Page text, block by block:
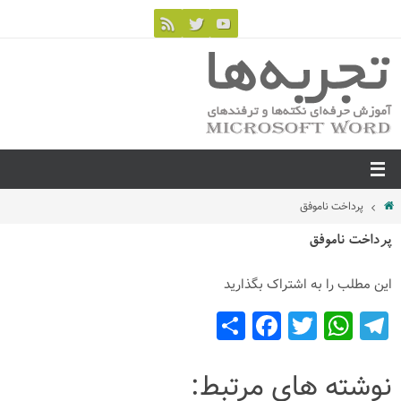
پرداخت ناموفق
پرداخت ناموفق
این مطلب را به اشتراک بگذارید
T
el
e
W
h
at
T
wi
tt
F
a
c
ar
نوشته های مرتبط: